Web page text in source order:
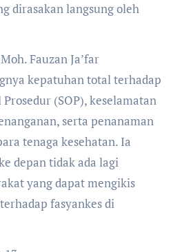
dirasakan langsung oleh
Fauzan Ja’far
kepatuhan total terhadap
(SOP), keselamatan
serta penanaman
tenaga kesehatan. Ia
depan tidak ada lagi
yang dapat mengikis
fasyankes di